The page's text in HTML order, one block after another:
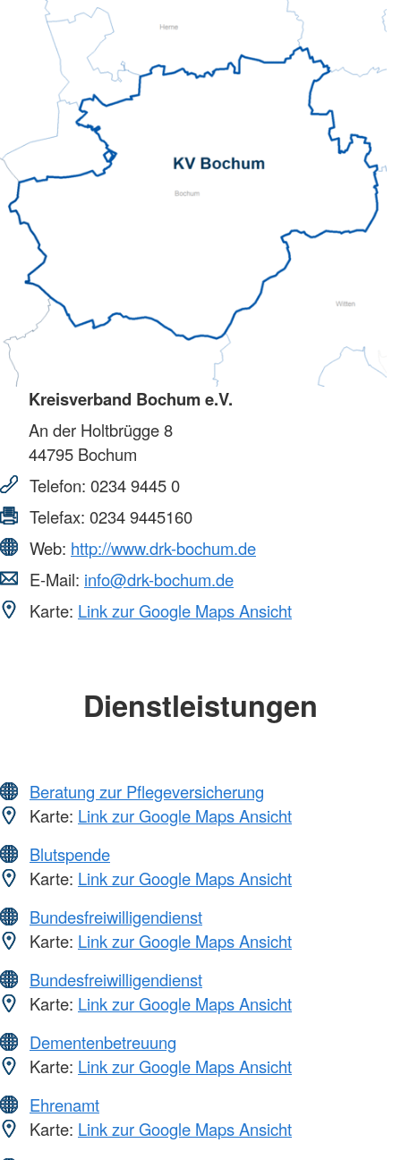
Kreisverband Bochum e.V.
An der Holtbrügge 8
44795 Bochum
Telefon: 0234 9445 0
Telefax: 0234 9445160
Web: http://www.drk-bochum.de
E-Mail: info@drk-bochum.de
Karte: Link zur Google Maps Ansicht
Dienstleistungen
Beratung zur Pflegeversicherung
Karte: Link zur Google Maps Ansicht
Blutspende
Karte: Link zur Google Maps Ansicht
Bundesfreiwilligendienst
Karte: Link zur Google Maps Ansicht
Bundesfreiwilligendienst
Karte: Link zur Google Maps Ansicht
Dementenbetreuung
Karte: Link zur Google Maps Ansicht
Ehrenamt
Karte: Link zur Google Maps Ansicht